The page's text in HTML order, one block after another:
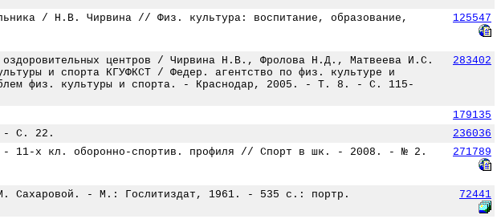
/ Н.В. Чирвина // Физ. культура: воспитание, образование,
125547
оздоровительных центров / Чирвина Н.В., Фролова Н.Д., Матвеева И.С.
и спорта КГУФКСТ / Федер. агентство по физ. культуре и
физ. культуры и спорта. - Краснодар, 2005. - Т. 8. - С. 115-
283402
179135
- С. 22.
236036
- 11-х кл. оборонно-спортив. профиля // Спорт в шк. - 2008. - № 2.
271789
Сахаровой. - М.: Гослитиздат, 1961. - 535 с.: портр. 72441